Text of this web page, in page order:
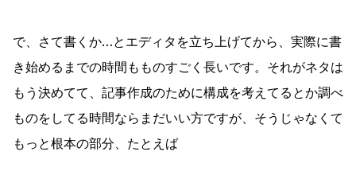
で、さて書くか…とエディタを立ち上げてから、実際に書
き始めるまでの時間もものすごく長いです。それがネタは
もう決めてて、記事作成のために構成を考えてるとか調べ
ものをしてる時間ならまだいい方ですが、そうじゃなくて
もっと根本の部分、たとえば